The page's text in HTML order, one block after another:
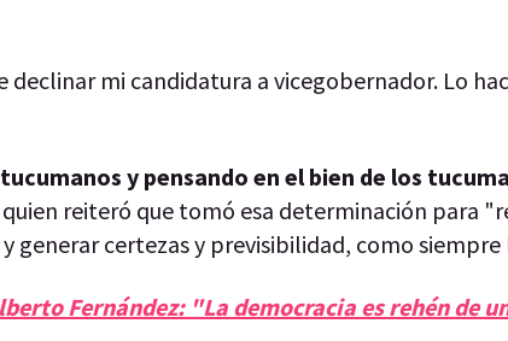
mi candidatura a vicegobernador. Lo
y pensando en el bien de los
quien reiteró que tomó esa determinación para
generar certezas y previsibilidad, como
Fernández: "La democracia es rehén de